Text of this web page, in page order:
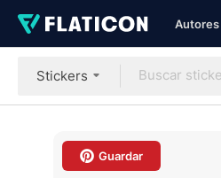
Autores
Stickers
Guardar